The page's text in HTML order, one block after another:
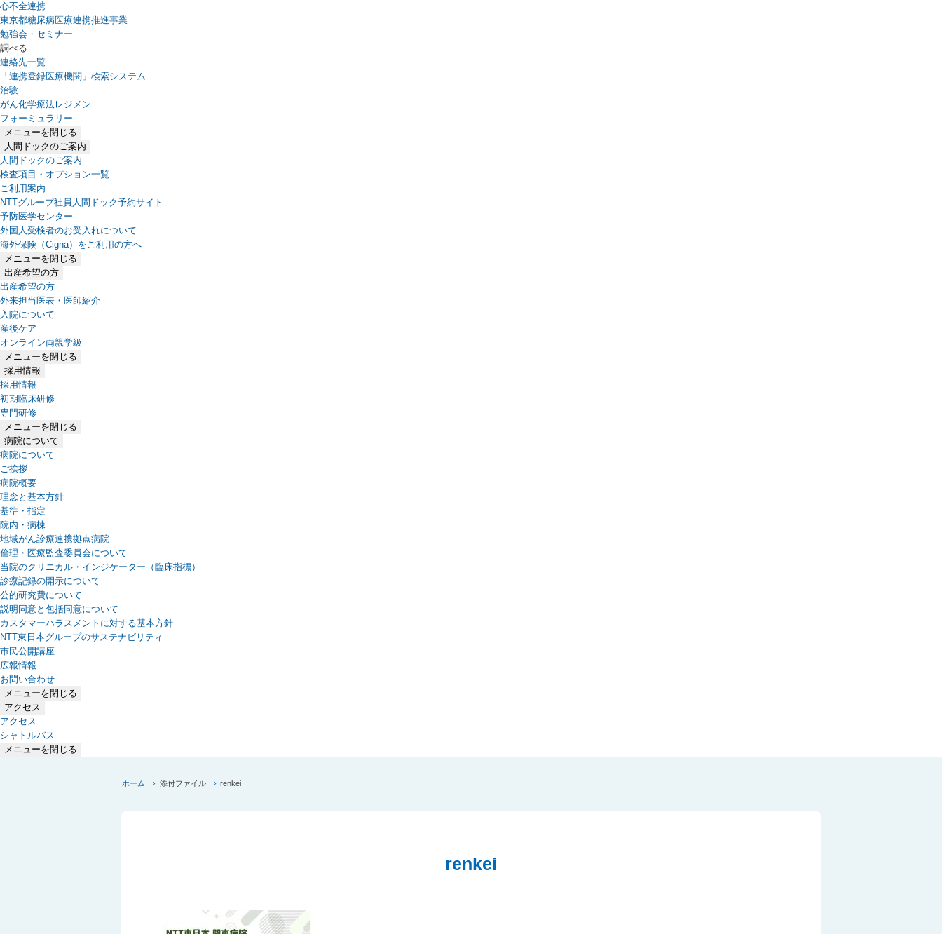
心不全連携
東京都糖尿病医療連携推進事業
勉強会・セミナー
調べる
連絡先一覧
「連携登録医療機関」検索システム
（新しいタブで開きます）
治験
がん化学療法レジメン
フォーミュラリー
（PDFファイル、新しいタブで開きます）
メニューを閉じる
人間ドックのご案内
人間ドックのご案内
検査項目・オプション一覧
ご利用案内
NTTグループ社員人間ドック予約サイト
予防医学センター
外国人受検者のお受入れについて
海外保険（Cigna）をご利用の方へ
メニューを閉じる
出産希望の方
出産希望の方
外来担当医表・医師紹介
入院について
産後ケア
オンライン両親学級
メニューを閉じる
採用情報
採用情報
初期臨床研修
専門研修
メニューを閉じる
病院について
病院について
ご挨拶
病院概要
理念と基本方針
基準・指定
院内・病棟
地域がん診療連携拠点病院
倫理・医療監査委員会について
当院のクリニカル・インジケーター（臨床指標）
診療記録の開示について
公的研究費について
説明同意と包括同意について
カスタマーハラスメントに対する基本方針
NTT東日本グループのサステナビリティ
（新しいタブで開きます）
市民公開講座
広報情報
お問い合わせ
メニューを閉じる
アクセス
アクセス
シャトルバス
メニューを閉じる
ホーム 添付ファイル renkei
renkei